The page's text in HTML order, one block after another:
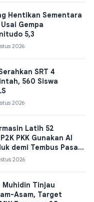
Hentikan Sementara
Gempa
5,3
2026
SRT 4
560 Siswa
2026
Latih 52
PKK Gunakan AI
demi Tembus Pasar
2026
Muhidin Tinjau
Asam, Target